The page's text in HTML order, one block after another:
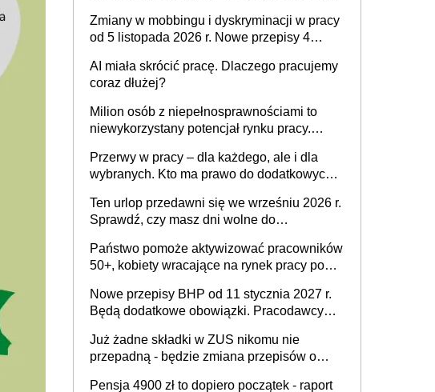
Zmiany w mobbingu i dyskryminacji w pracy
od 5 listopada 2026 r. Nowe przepisy 4
Ustaw
AI miała skrócić pracę. Dlaczego pracujemy
coraz dłużej?
Milion osób z niepełnosprawnościami to
niewykorzystany potencjał rynku pracy.
dofinansowań czy refundacji, ale bariery po
stronie systemu i świadomości
pracodawców [WYWIAD]
Przerwy w pracy – dla każdego, ale i dla
wybranych. Kto ma prawo do dodatkowych
Ten urlop przedawni się we wrześniu 2026 r.
Sprawdź, czy masz dni wolne do
Państwo pomoże aktywizować pracowników
50+, kobiety wracające na rynek pracy po
osoby neuroatypowe. Powstanie Fundusz
na rzecz Inkluzywności w Zatrudnianiu?
Nowe przepisy BHP od 11 stycznia 2027 r.
Będą dodatkowe obowiązki. Pracodawcy
Już żadne składki w ZUS nikomu nie
przepadną - będzie zmiana przepisów o
Pensja 4900 zł to dopiero początek - raport